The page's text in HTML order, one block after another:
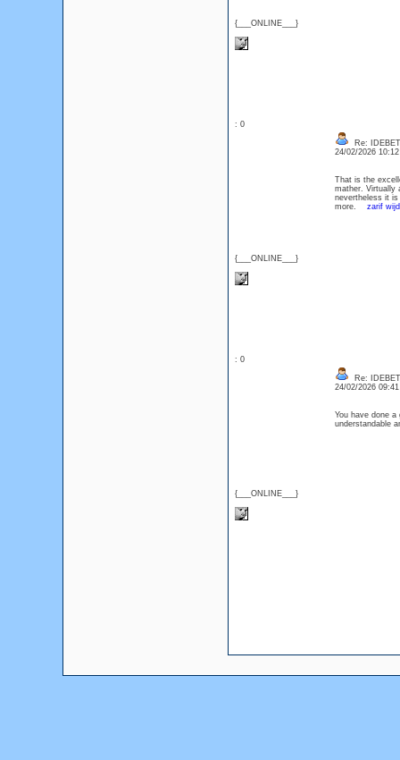
{___ONLINE___}
: 0
{___ONLINE___}
Re: IDEBET
24/02/2026
That is the
mather. Virtually
nevertheless it
more. zarif
: 0
{___ONLINE___}
Re: IDEBET
24/02/2026
You have done
understandable